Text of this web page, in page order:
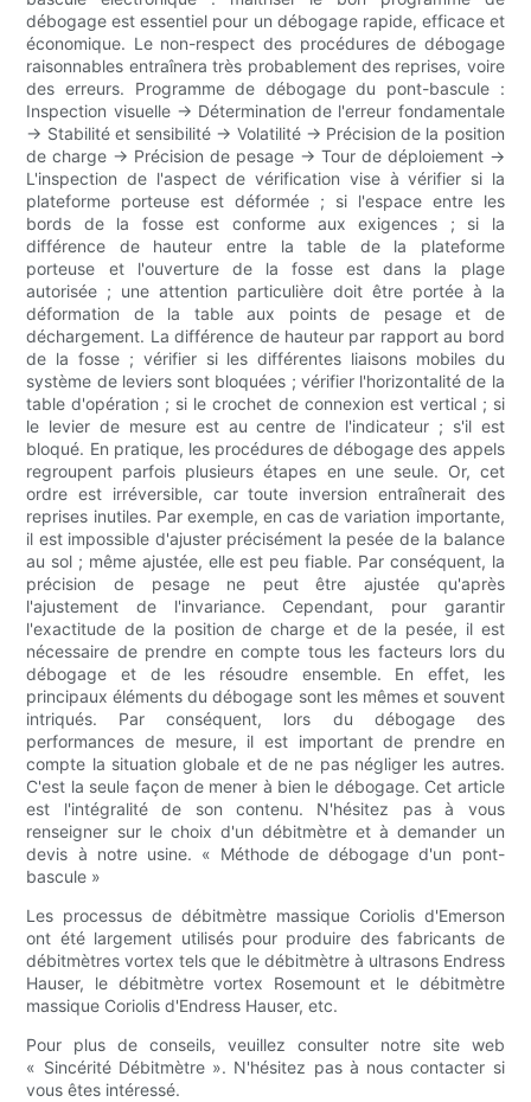
débogage est essentiel pour un débogage rapide, efficace et
économique. Le non-respect des procédures de débogage
raisonnables entraînera très probablement des reprises, voire
des erreurs. Programme de débogage du pont-bascule :
Inspection visuelle → Détermination de l'erreur fondamentale
→ Stabilité et sensibilité → Volatilité → Précision de la position
de charge → Précision de pesage → Tour de déploiement →
L'inspection de l'aspect de vérification vise à vérifier si la
plateforme porteuse est déformée ; si l'espace entre les
bords de la fosse est conforme aux exigences ; si la
différence de hauteur entre la table de la plateforme
porteuse et l'ouverture de la fosse est dans la plage
autorisée ; une attention particulière doit être portée à la
déformation de la table aux points de pesage et de
déchargement. La différence de hauteur par rapport au bord
de la fosse ; vérifier si les différentes liaisons mobiles du
système de leviers sont bloquées ; vérifier l'horizontalité de la
table d'opération ; si le crochet de connexion est vertical ; si
le levier de mesure est au centre de l'indicateur ; s'il est
bloqué. En pratique, les procédures de débogage des appels
regroupent parfois plusieurs étapes en une seule. Or, cet
ordre est irréversible, car toute inversion entraînerait des
reprises inutiles. Par exemple, en cas de variation importante,
il est impossible d'ajuster précisément la pesée de la balance
au sol ; même ajustée, elle est peu fiable. Par conséquent, la
précision de pesage ne peut être ajustée qu'après
l'ajustement de l'invariance. Cependant, pour garantir
l'exactitude de la position de charge et de la pesée, il est
nécessaire de prendre en compte tous les facteurs lors du
débogage et de les résoudre ensemble. En effet, les
principaux éléments du débogage sont les mêmes et souvent
intriqués. Par conséquent, lors du débogage des
performances de mesure, il est important de prendre en
compte la situation globale et de ne pas négliger les autres.
C'est la seule façon de mener à bien le débogage. Cet article
est l'intégralité de son contenu. N'hésitez pas à vous
renseigner sur le choix d'un débitmètre et à demander un
devis à notre usine. « Méthode de débogage d'un pont-
bascule »
Les processus de débitmètre massique Coriolis d'Emerson
ont été largement utilisés pour produire des fabricants de
débitmètres vortex tels que le débitmètre à ultrasons Endress
Hauser, le débitmètre vortex Rosemount et le débitmètre
massique Coriolis d'Endress Hauser, etc.
Pour plus de conseils, veuillez consulter notre site web
« Sincérité Débitmètre ». N'hésitez pas à nous contacter si
vous êtes intéressé.